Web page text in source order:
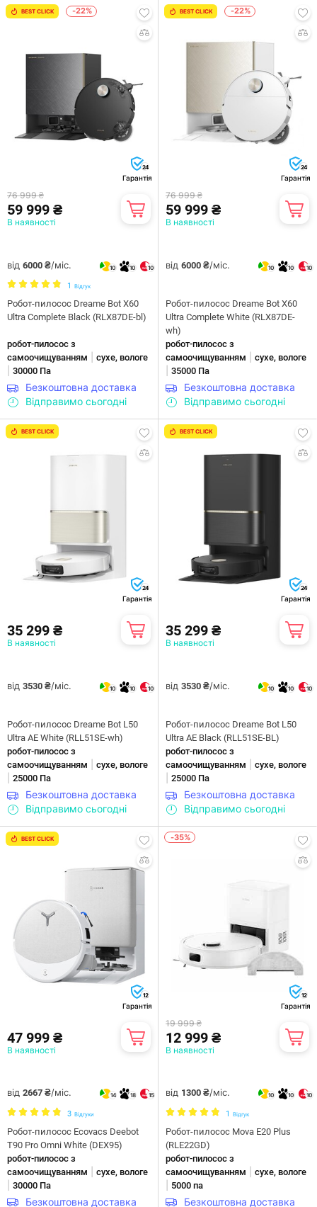
BEST CLICK -22%
24
Гарантія
76 999 ₴
59 999 ₴
В наявності
від 6000 ₴/міс. 10 10 10
1 Відгук
Робот-пилосос Dreame Bot X60
Ultra Complete Black (RLX87DE-bl)
робот-пилосос з
самоочищуванням
сухе, вологе
30000 Па
Безкоштовна доставка
Відправимо сьогодні
BEST CLICK -22%
24
Гарантія
76 999 ₴
59 999 ₴
В наявності
від 6000 ₴/міс. 10 10 10
Робот-пилосос Dreame Bot X60
Ultra Complete White (RLX87DE-
wh)
робот-пилосос з
самоочищуванням
сухе, вологе
35000 Па
Безкоштовна доставка
Відправимо сьогодні
BEST CLICK
24
Гарантія
35 299 ₴
В наявності
від 3530 ₴/міс. 10 10 10
Робот-пилосос Dreame Bot L50
Ultra AE White (RLL51SE-wh)
робот-пилосос з
самоочищуванням
сухе, вологе
25000 Па
Безкоштовна доставка
Відправимо сьогодні
BEST CLICK
24
Гарантія
35 299 ₴
В наявності
від 3530 ₴/міс. 10 10 10
Робот-пилосос Dreame Bot L50
Ultra AE Black (RLL51SE-BL)
робот-пилосос з
самоочищуванням
сухе, вологе
25000 Па
Безкоштовна доставка
Відправимо сьогодні
BEST CLICK
12
Гарантія
47 999 ₴
В наявності
від 2667 ₴/міс. 14 18 15
3 Відгуки
Робот-пилосос Ecovacs Deebot
T90 Pro Omni White (DEX95)
робот-пилосос з
самоочищуванням
сухе, вологе
30000 Па
Безкоштовна доставка
-35%
12
Гарантія
19 999 ₴
12 999 ₴
В наявності
від 1300 ₴/міс. 10 10 10
1 Відгук
Робот-пилосос Mova E20 Plus
(RLE22GD)
робот-пилосос з
самоочищуванням
сухе, вологе
5000 па
Безкоштовна доставка